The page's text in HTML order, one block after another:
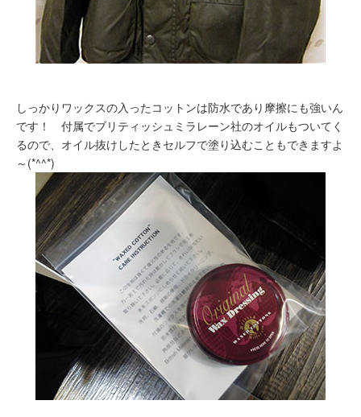
しっかりワックスの入ったコットンは防水であり摩擦にも強いん
です！ 付属でブリティッシュミラレーン社のオイルもついてく
るので、オイル抜けしたときセルフで塗り込むこともできますよ
～(*^^*)